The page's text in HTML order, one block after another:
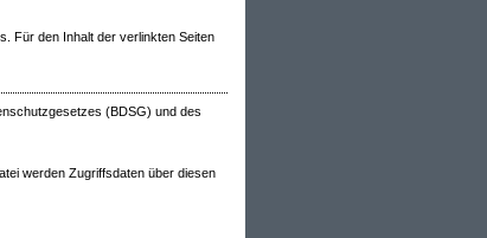
Für den Inhalt der verlinkten Seiten
(BDSG) und des
werden Zugriffsdaten über diesen